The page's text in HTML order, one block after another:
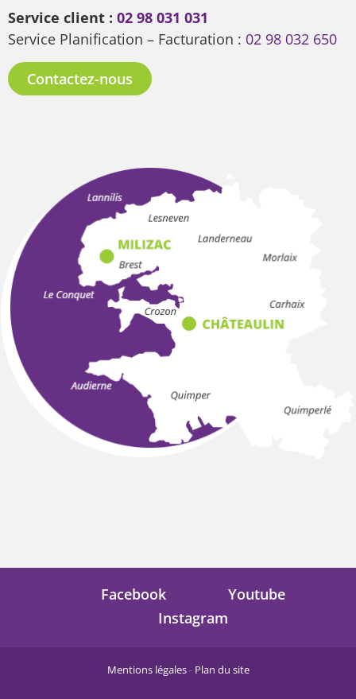
Service client : 02 98 031 031
Service Planification – Facturation : 02 98 032 650
Contactez-nous
Facebook
Youtube
Instagram
Mentions légales- Plan du site